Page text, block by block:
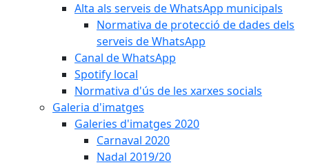
Alta als serveis de WhatsApp municipals
Normativa de protecció de dades dels
serveis de WhatsApp
Canal de WhatsApp
Spotify local
Normativa d'ús de les xarxes socials
Galeria d'imatges
Galeries d'imatges 2020
Carnaval 2020
Nadal 2019/20